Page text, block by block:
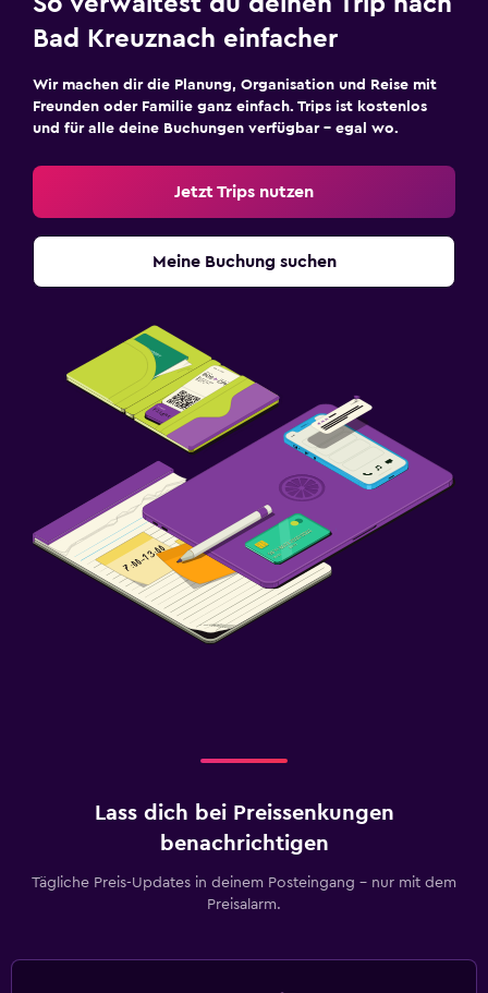
Bad Kreuznach einfacher
Wir machen dir die Planung, Organisation und Reise mit
Freunden oder Familie ganz einfach. Trips ist kostenlos
und für alle deine Buchungen verfügbar – egal wo.
Jetzt Trips nutzen
Meine Buchung suchen
Lass dich bei Preissenkungen
benachrichtigen
Tägliche Preis-Updates in deinem Posteingang – nur mit dem
Preisalarm.